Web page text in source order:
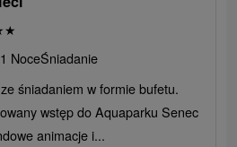
★
NoceŚniadanie
śniadaniem w formie bufetu.
wstęp do Aquaparku Senec
animacje i...